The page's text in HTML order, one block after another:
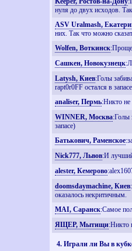
нуля до двух исходов.
ASV Uralmash,
них. Так что можно
Wolfen, Воткинск:Проще
Сашкен, Новокузнецк
Latysh, Киев:Голы
rapt0r0FF остался в
analiser, Пермь:Никто не
WINNER, Москва:Голы
запасе)
Батькович, Раменское
Nick777, Львов:И
alester, Кемерово
doomsdaymachine, Киев
оказалось некритичным.
MAI, Саранск:Самое
ЯЩЕР, Мытищи:Никто
4. Играли ли Вы в